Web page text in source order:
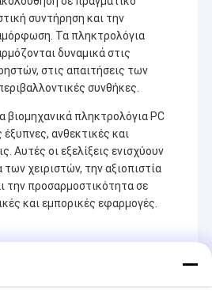
συντήρηση και την
Τα πληκτρολόγια
δυναμικά στις
στις απαιτήσεις των
συνθήκες.
βιομηχανικά πληκτρολόγια PC
ανθεκτικές και
Αυτές οι εξελίξεις ενισχύουν
χειριστών, την αξιοπιστία
την προσαρμοστικότητα σε
και εμπορικές εφαρμογές.